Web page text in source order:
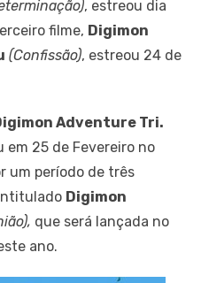
, estreou dia
filme, Digimon
(Confissão), estreou 24 de
Adventure Tri.
em 25 de Fevereiro no
um período de três
Digimon
que será lançada no
ano.